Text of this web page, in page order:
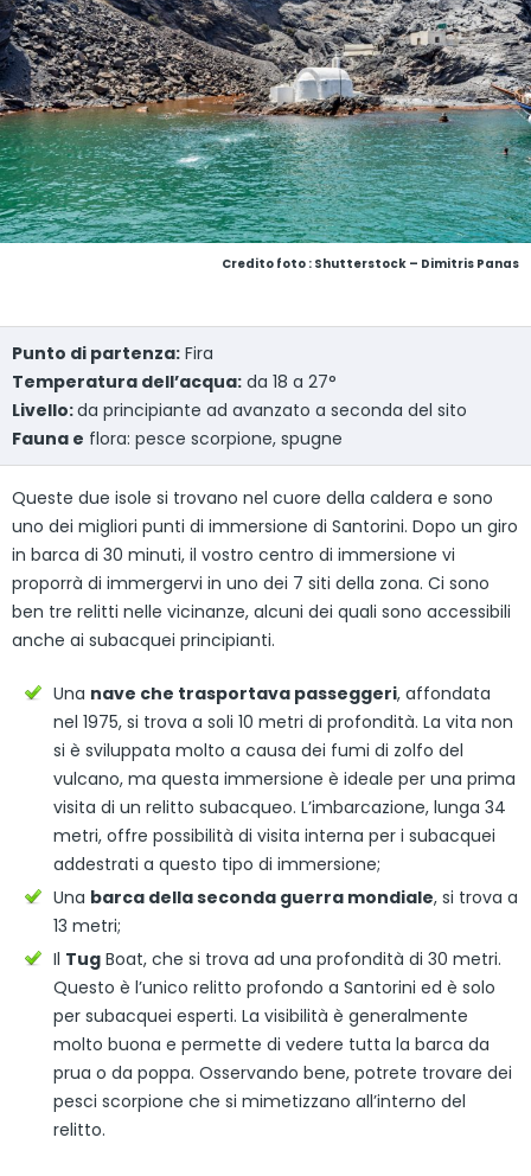
Credito foto : Shutterstock – Dimitris Panas
Punto di partenza: Fira
Temperatura dell’acqua: da 18 a 27°
Livello:da principiante ad avanzato a seconda del sito
Fauna e flora: pesce scorpione, spugne
Queste due isole si trovano nel cuore della caldera e sono
uno dei migliori punti di immersione di Santorini. Dopo un giro
in barca di 30 minuti, il vostro centro di immersione vi
proporrà di immergervi in uno dei 7 siti della zona. Ci sono
ben tre relitti nelle vicinanze, alcuni dei quali sono accessibili
anche ai subacquei principianti.
Una nave che trasportava passeggeri, affondata
nel 1975, si trova a soli 10 metri di profondità. La vita non
si è sviluppata molto a causa dei fumi di zolfo del
vulcano, ma questa immersione è ideale per una prima
visita di un relitto subacqueo. L’imbarcazione, lunga 34
metri, offre possibilità di visita interna per i subacquei
addestrati a questo tipo di immersione;
Una barca della seconda guerra mondiale, si trova a
13 metri;
Il Tug Boat, che si trova ad una profondità di 30 metri.
Questo è l’unico relitto profondo a Santorini ed è solo
per subacquei esperti. La visibilità è generalmente
molto buona e permette di vedere tutta la barca da
prua o da poppa. Osservando bene, potrete trovare dei
pesci scorpione che si mimetizzano all’interno del
relitto.